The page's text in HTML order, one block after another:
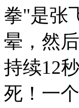
拳"是张
晕，然
持续12
死！一